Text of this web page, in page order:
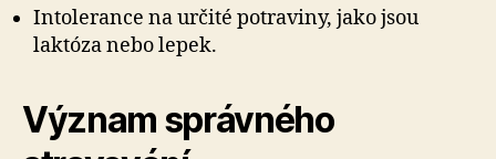
Intolerance na určité potraviny, jako jsou
laktóza nebo lepek.
Význam správného